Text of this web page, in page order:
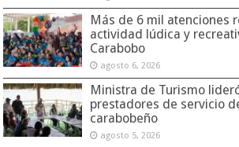
Más de 6 mil atenciones
actividad lúdica y
Carabobo
agosto 6, 2026
Ministra de Turismo
prestadores de servicio
carabobeño
agosto 5, 2026